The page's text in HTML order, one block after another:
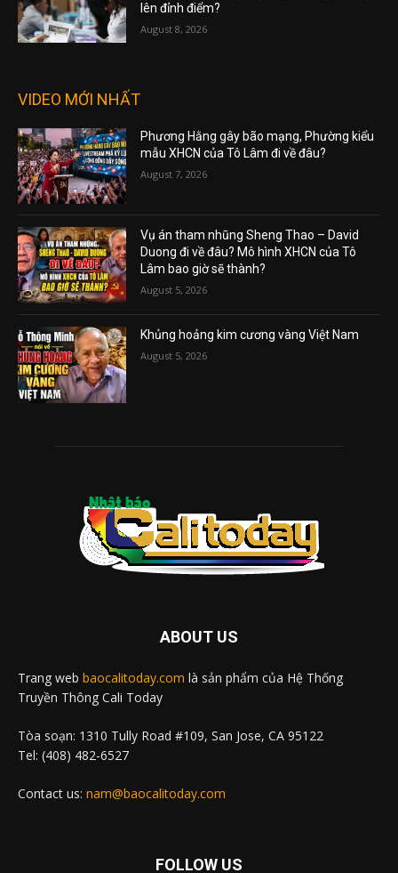
lên đỉnh điểm?
August 8, 2026
VIDEO MỚI NHẤT
Phương Hằng gây bão mạng, Phường kiểu
mẫu XHCN của Tô Lâm đi về đâu?
August 7, 2026
Vụ án tham nhũng Sheng Thao – David
Duong đi về đâu? Mô hình XHCN của Tô
Lâm bao giờ sẽ thành?
August 5, 2026
Khủng hoảng kim cương vàng Việt Nam
August 5, 2026
ABOUT US
Trang web baocalitoday.com là sản phẩm của Hệ Thống
Truyền Thông Cali Today
Tòa soạn: 1310 Tully Road #109, San Jose, CA 95122
Tel: (408) 482-6527
Contact us: nam@baocalitoday.com
FOLLOW US